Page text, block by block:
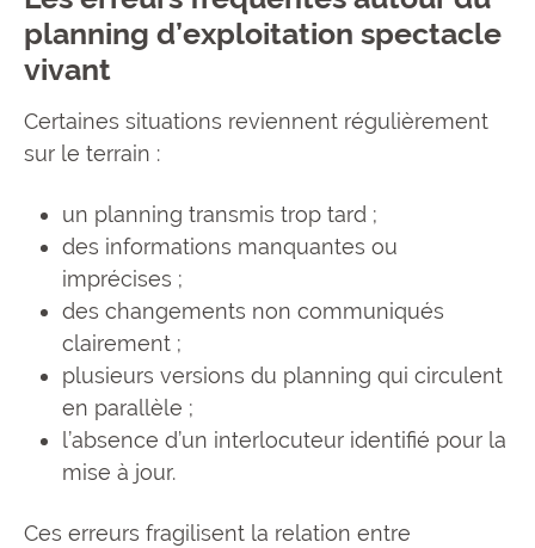
planning d’exploitation spectacle
vivant
Certaines situations reviennent régulièrement
sur le terrain :
un planning transmis trop tard ;
des informations manquantes ou
imprécises ;
des changements non communiqués
clairement ;
plusieurs versions du planning qui circulent
en parallèle ;
l’absence d’un interlocuteur identifié pour la
mise à jour.
Ces erreurs fragilisent la relation entre